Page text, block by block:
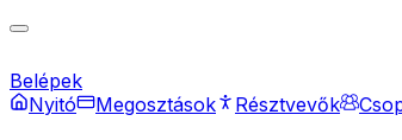
Belépek
Nyitó
Megosztások Résztvevők